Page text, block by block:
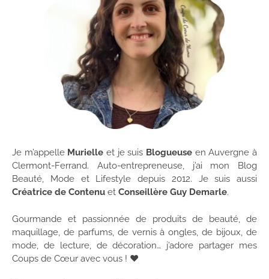
Je m’appelle Murielle et je suis Blogueuse en Auvergne à
Clermont-Ferrand. Auto-entrepreneuse, j’ai mon Blog
Beauté, Mode et Lifestyle depuis 2012. Je suis aussi
Créatrice de Contenu et Conseillère Guy Demarle.
Gourmande et passionnée de produits de beauté, de
maquillage, de parfums, de vernis à ongles, de bijoux, de
mode, de lecture, de décoration… j’adore partager mes
Coups de Cœur avec vous ! ♥